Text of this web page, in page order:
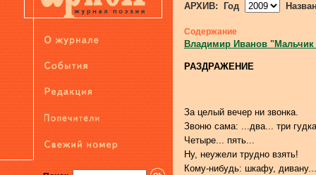
АРХИВ: Год
Содержание
Владимир Иванов
РАЗДРАЖЕНИЕ
За целый вечер ни звонка.
Звоню сама: ...два... три
Четыре... пять...
Ну, неужели трудно взять!
Кому-нибудь: шкафу,